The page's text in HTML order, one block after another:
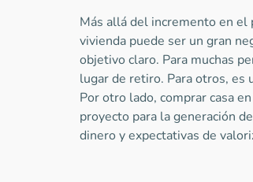
Más allá del incremento en
vivienda puede ser un gran
objetivo claro. Para muchas
lugar de retiro. Para otros, es
Por otro lado, comprar casa
proyecto para la generación
dinero y expectativas de